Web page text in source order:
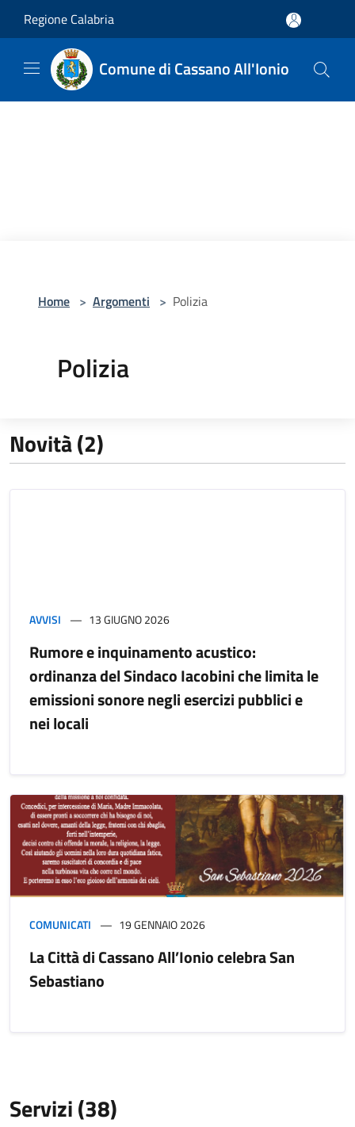
Regione Calabria
Comune di Cassano All'Ionio
Home > Argomenti > Polizia
Polizia
Novità (2)
AVVISI 13 GIUGNO 2026
Rumore e inquinamento acustico:
ordinanza del Sindaco Iacobini che limita le
emissioni sonore negli esercizi pubblici e
nei locali
COMUNICATI 19 GENNAIO 2026
La Città di Cassano All’Ionio celebra San
Sebastiano
Servizi (38)